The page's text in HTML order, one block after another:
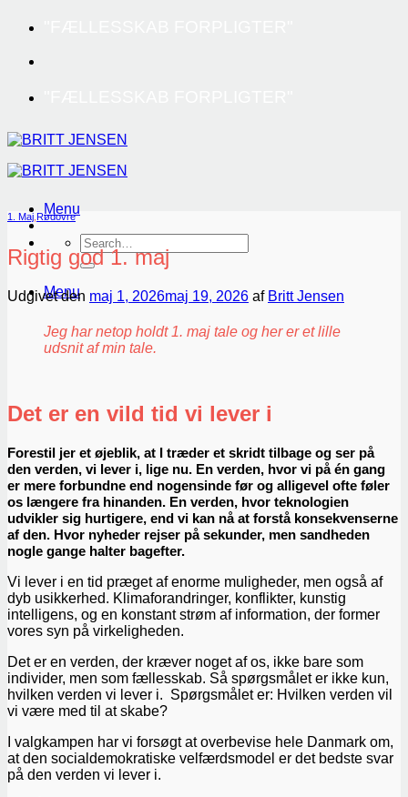
Fortsæt
indhold
Menu
Menu
1. Maj Rødovre
Rigtig god 1. maj
Udgivet den maj 1, 2026maj 19, 2026 af Britt Jensen
Jeg har netop holdt 1. maj tale og her er et lille
udsnit af min tale.
Det er en vild tid vi lever i
Forestil jer et øjeblik, at I træder et skridt tilbage og ser på
den verden, vi lever i, lige nu. En verden, hvor vi på én gang
er mere forbundne end nogensinde før og alligevel ofte føler
os længere fra hinanden. En verden, hvor teknologien
udvikler sig hurtigere, end vi kan nå at forstå konsekvenserne
af den. Hvor nyheder rejser på sekunder, men sandheden
nogle gange halter bagefter.
Vi lever i en tid præget af enorme muligheder, men også af
dyb usikkerhed. Klimaforandringer, konflikter, kunstig
intelligens, og en konstant strøm af information, der former
vores syn på virkeligheden.
Det er en verden, der kræver noget af os, ikke bare som
individer, men som fællesskab. Så spørgsmålet er ikke kun,
hvilken verden vi lever i. Spørgsmålet er: Hvilken verden vil
vi være med til at skabe?
I valgkampen har vi forsøgt at overbevise hele Danmark om,
at den socialdemokratiske velfærdsmodel er det bedste svar
på den verden vi lever i.